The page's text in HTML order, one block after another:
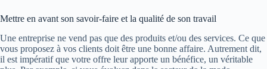
Mettre en avant son savoir-faire et la qualité de son travail
Une entreprise ne vend pas que des produits et/ou des services. Ce que
vous proposez à vos clients doit être une bonne affaire. Autrement dit,
il est impératif que votre offre leur apporte un bénéfice, un véritable